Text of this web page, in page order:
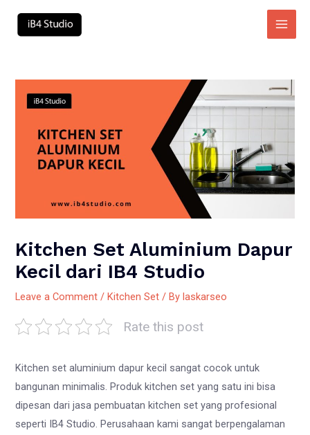
Main
Kitchen Set Aluminium Dapur
Kecil dari IB4 Studio
Leave a Comment /Kitchen Set / Bylaskarseo
Rate this post
Kitchen set aluminium dapur kecil sangat cocok untuk
bangunan minimalis. Produk kitchen set yang satu ini bisa
dipesan dari jasa pembuatan kitchen set yang profesional
seperti IB4 Studio. Perusahaan kami sangat berpengalaman